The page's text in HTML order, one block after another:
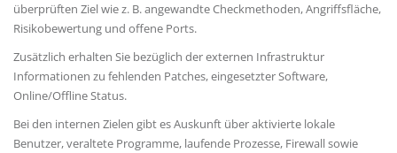
überprüften Ziel wie z. B. angewandte Checkmethoden, Angriffsfläche,
Risikobewertung und offene Ports.
Zusätzlich erhalten Sie bezüglich der externen Infrastruktur
Informationen zu fehlenden Patches, eingesetzter Software,
Online/Offline Status.
Bei den internen Zielen gibt es Auskunft über aktivierte lokale
Benutzer, veraltete Programme, laufende Prozesse, Firewall sowie